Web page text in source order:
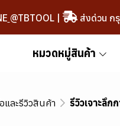
@TBTOOL| ส่งด่วน ก
หมวดหมู่สินค้า
และรีวิวสินค้า รีวิวเจาะลึก